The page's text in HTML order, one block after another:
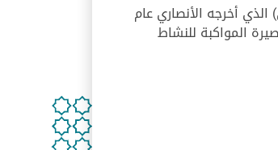
أخرجه الأنصاري عام
المواكبة للنشاط